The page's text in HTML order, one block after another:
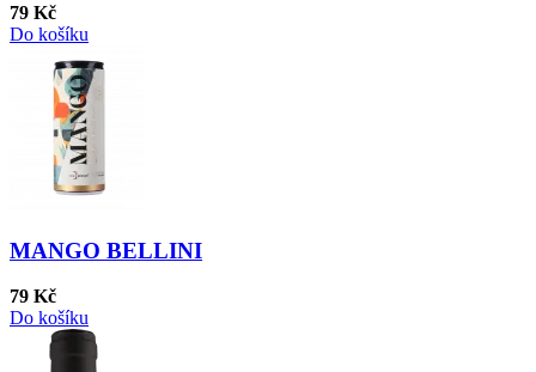
79 Kč
Do košíku
MANGO BELLINI
79 Kč
Do košíku